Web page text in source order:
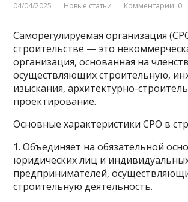
04/04/2025 Новые статьи Комментарии: 0
Саморегулируемая организация
строительстве — это
организация, основанная на
осуществляющих строительную,
изыскания, архитектурно-
проектирование.
Основные характеристики СРО в
1. Объединяет на обязательной
юридических лиц и
предпринимателей,
строительную деятельность.